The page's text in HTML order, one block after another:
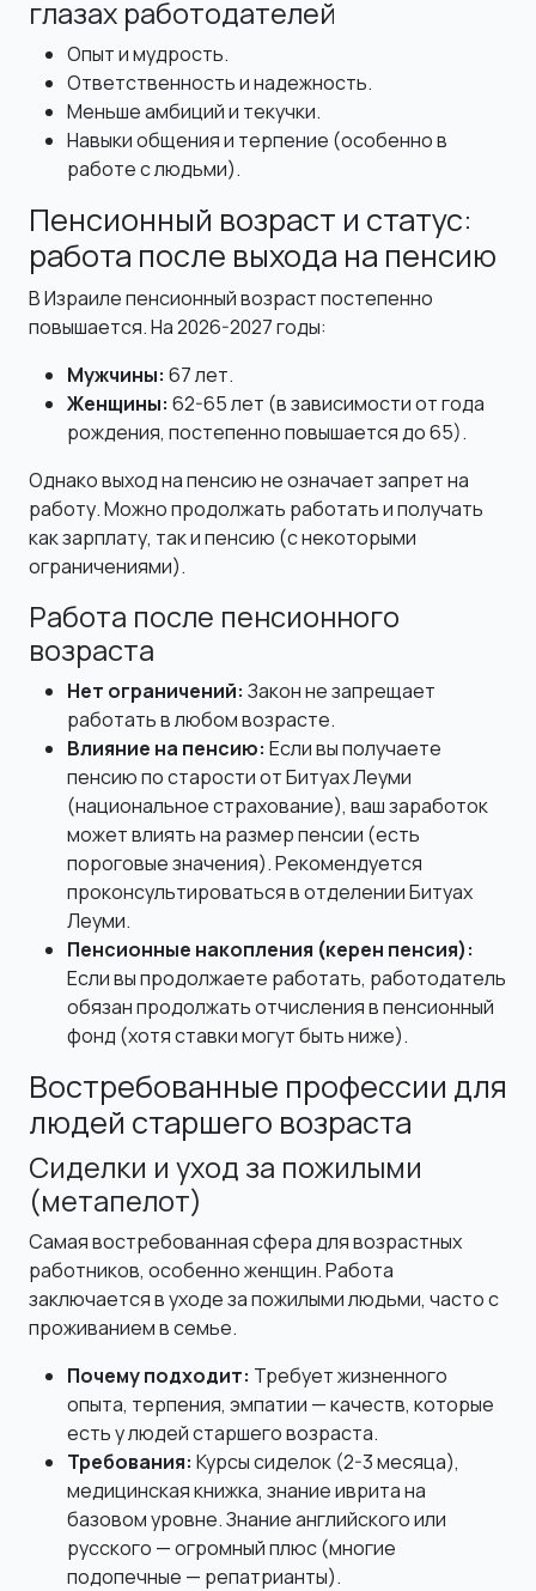
глазах работодателей
Опыт и мудрость.
Ответственность и надежность.
Меньше амбиций и текучки.
Навыки общения и терпение (особенно в
работе с людьми).
Пенсионный возраст и статус:
работа после выхода на пенсию
В Израиле пенсионный возраст постепенно
повышается. На 2026-2027 годы:
Мужчины: 67 лет.
Женщины: 62-65 лет (в зависимости от года
рождения, постепенно повышается до 65).
Однако выход на пенсию не означает запрет на
работу. Можно продолжать работать и получать
как зарплату, так и пенсию (с некоторыми
ограничениями).
Работа после пенсионного
возраста
Нет ограничений: Закон не запрещает
работать в любом возрасте.
Влияние на пенсию: Если вы получаете
пенсию по старости от Битуах Леуми
(национальное страхование), ваш заработок
может влиять на размер пенсии (есть
пороговые значения). Рекомендуется
проконсультироваться в отделении Битуах
Леуми.
Пенсионные накопления (керен пенсия):
Если вы продолжаете работать, работодатель
обязан продолжать отчисления в пенсионный
фонд (хотя ставки могут быть ниже).
Востребованные профессии для
людей старшего возраста
Сиделки и уход за пожилыми
(метапелот)
Самая востребованная сфера для возрастных
работников, особенно женщин. Работа
заключается в уходе за пожилыми людьми, часто с
проживанием в семье.
Почему подходит: Требует жизненного
опыта, терпения, эмпатии — качеств, которые
есть у людей старшего возраста.
Требования: Курсы сиделок (2-3 месяца),
медицинская книжка, знание иврита на
базовом уровне. Знание английского или
русского — огромный плюс (многие
подопечные — репатрианты).